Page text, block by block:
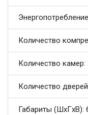
Количество
Количество камер:
Количество
Габариты (ШxГxВ):